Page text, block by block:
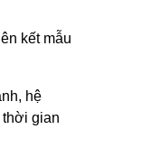
kết mẫu
hệ
thời gian